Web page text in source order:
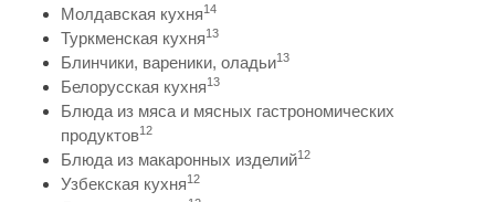
Молдавская кухня14
Туркменская кухня13
Блинчики, вареники, оладьи13
Белорусская кухня13
Блюда из мяса и мясных гастрономических
продуктов12
Блюда из макаронных изделий12
Узбекская кухня12